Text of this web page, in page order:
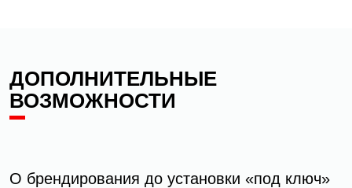
ДОПОЛНИТЕЛЬНЫЕ
ВОЗМОЖНОСТИ
О брендирования до установки «под ключ»